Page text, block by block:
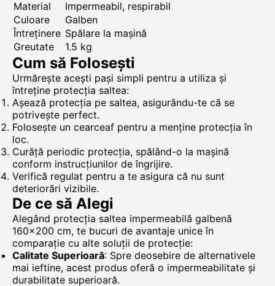
Material
Impermeabil, respirabil
Culoare
Galben
Întreținere Spălare la mașină
Greutate
1.5 kg
Cum să Folosești
Urmărește acești pași simpli pentru a utiliza și
întreține protecția saltea:
Așează protecția pe saltea, asigurându-te că se
potrivește perfect.
Folosește un cearceaf pentru a menține protecția în
loc.
Curăță periodic protecția, spălând-o la mașină
conform instrucțiunilor de îngrijire.
Verifică regulat pentru a te asigura că nu sunt
deteriorări vizibile.
De ce să Alegi
Alegând protecția saltea impermeabilă galbenă
160x200 cm, te bucuri de avantaje unice în
comparație cu alte soluții de protecție:
Calitate Superioară: Spre deosebire de alternativele
mai ieftine, acest produs oferă o impermeabilitate și
durabilitate superioară.